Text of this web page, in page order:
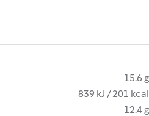
15.6 g
839 kJ / 201 kcal
12.4 g